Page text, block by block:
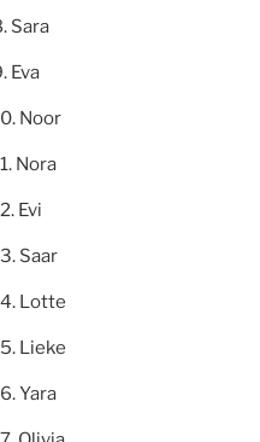
Sara
Eva
Noor
Nora
Evi
Saar
Lotte
Lieke
Yara